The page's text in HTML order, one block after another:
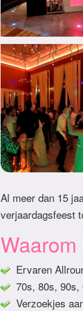
Al meer dan 15
verjaardagsfeest
Ervaren
70s, 80s, 90s,
Verzoekjes